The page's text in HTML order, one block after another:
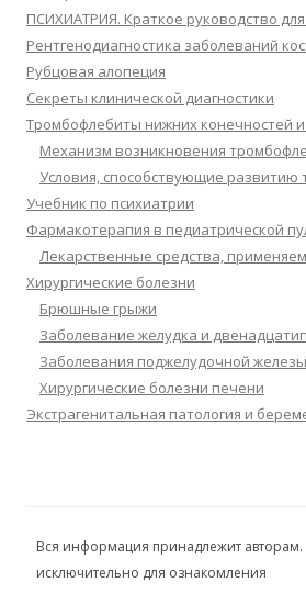
ПСИХИАТРИЯ. Краткое руководство
Рентгенодиагностика заболеваний
Рубцовая алопеция
Секреты клинической диагностики
Тромбофлебиты нижних конечностей
Механизм возникновения
Условия, способствующие развитию
Учебник по психиатрии
Фармакотерапия в педиатрической
Лекарственные средства,
Хирургические болезни
Брюшные грыжи
Заболевание желудка и
Заболевания поджелудочной железы
Хирургические болезни печени
Экстрагенитальная патология и
Вся информация принадлежит авторам.
исключительно для ознакомления